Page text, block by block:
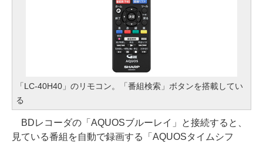
「LC-40H40」のリモコン。「番組検索」ボタンを搭載してい
る
BDレコーダの「AQUOSブルーレイ」と接続すると、
見ている番組を自動で録画する「AQUOSタイムシフ